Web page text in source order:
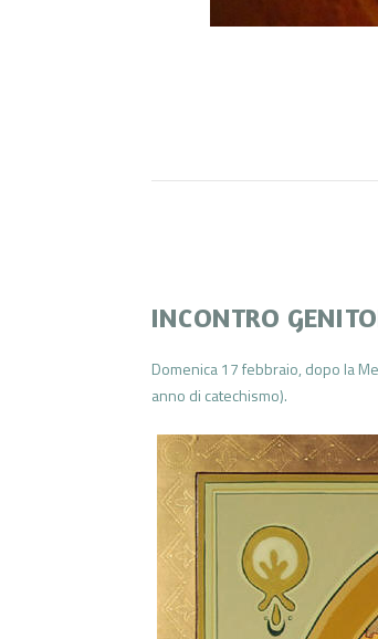
INCONTRO
Domenica 17 febbraio, dopo la
anno di catechismo).